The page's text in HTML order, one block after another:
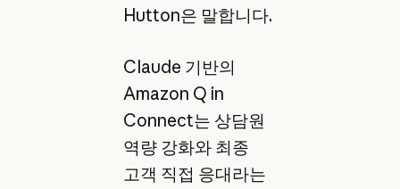
Hutton은 말합니다.
Claude 기반의
Amazon Q in
Connect는 상담원
역량 강화와 최종
고객 직접 응대라는